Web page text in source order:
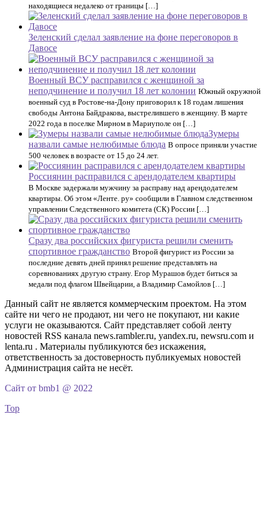
находящиеся недалеко от границы […]
Зеленский сделал заявление на фоне переговоров в
Давосе
Военный ВСУ расправился с женщиной за
неподчинение и получил 18 лет колонии Южный окружной
военный суд в Ростове-на-Дону приговорил к 18 годам лишения
свободы Антона Байдракова, выстрелившего в женщину. В марте
2022 года в поселке Мирном в Мариуполе он […]
Зумеры
назвали самые нелюбимые блюда В опросе приняли участие
500 человек в возрасте от 15 до 24 лет.
Россиянин расправился с арендодателем квартиры
В Москве задержали мужчину за расправу над арендодателем
квартиры. Об этом «Ленте. ру» сообщили в Главном следственном
управлении Следственного комитета (СК) России […]
Сразу два российских фигуриста решили сменить
спортивное гражданство Второй фигурист из России за
последние девять дней принял решение представлять на
соревнованиях другую страну. Егор Мурашов будет биться за
медали под флагом Швейцарии, а Владимир Самойлов […]
Данный сайт не является коммерческим проектом. На этом
сайте ни чего не продают, ни чего не покупают, ни какие
услуги не оказываются. Сайт представляет собой ленту
новостей RSS канала news.rambler.ru, yandex.ru, newsru.com и
lenta.ru . Материалы публикуются без искажения,
ответственность за достоверность публикуемых новостей
Администрация сайта не несёт.
Сайт от bmb1 @ 2022
Top